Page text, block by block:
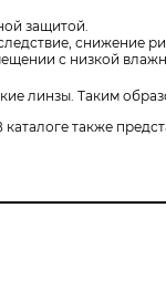
защитой.
снижение
с низкой
линзы. Таким
также